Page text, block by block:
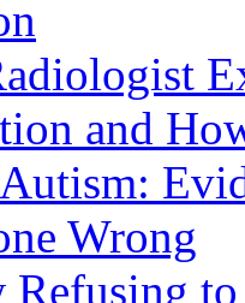
and
Wrong